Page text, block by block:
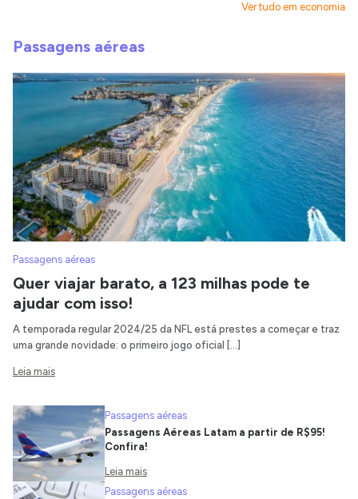
Ver tudo em economia
Passagens aéreas
Passagens aéreas
Quer viajar barato, a 123 milhas pode te
ajudar com isso!
A temporada regular 2024/25 da NFL está prestes a começar e traz
uma grande novidade: o primeiro jogo oficial […]
Leia mais
Passagens aéreas
Passagens Aéreas Latam a partir de R$95!
Confira!
Leia mais
Passagens aéreas